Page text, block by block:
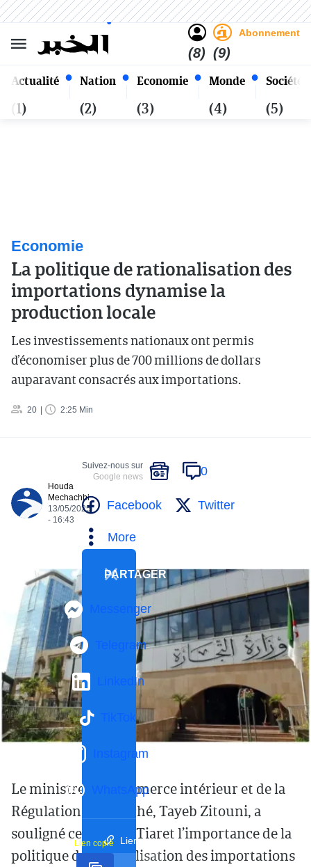
Actualité
(1)
Nation
(2)
Economie
(3)
Monde
(4)
Société
(5)
(8)
Abonnement
(9)
Vendredi 23 Safar 1448 - 07
Août 2026
Alger
Economie
La politique de rationalisation des
importations dynamise la
production locale
Les investissements nationaux ont permis
d’économiser plus de 700 millions de dollars
auparavant consacrés aux importations.
20 2:25 Min
Houda
Mechachbi
13/05/2025
- 16:43
Suivez-nous sur
Google news
0
Facebook Twitter
More
PARTAGER
Messenger
Telegram
LinkedIn
TikTok
Instagram
WhatsApp
Lien court
Lien copié
Le ministre du Commerce intérieur et de la
Régulation du marché, Tayeb Zitouni, a
souligné ce mardi à Tiaret l’importance de la
politique de rationalisation des importations